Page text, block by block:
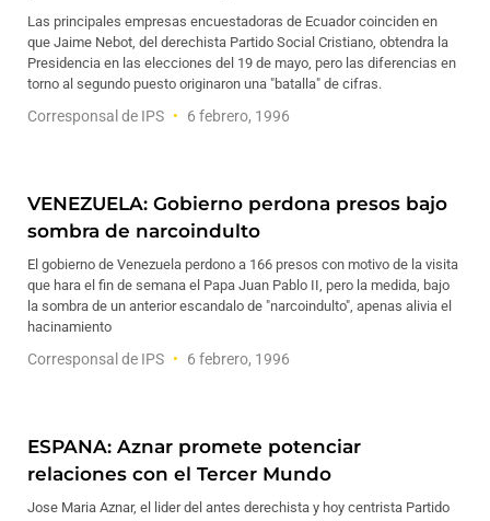
Las principales empresas encuestadoras de Ecuador coinciden en
que Jaime Nebot, del derechista Partido Social Cristiano, obtendra la
Presidencia en las elecciones del 19 de mayo, pero las diferencias en
torno al segundo puesto originaron una "batalla" de cifras.
Corresponsal de IPS 6 febrero, 1996
VENEZUELA: Gobierno perdona presos bajo
sombra de narcoindulto
El gobierno de Venezuela perdono a 166 presos con motivo de la visita
que hara el fin de semana el Papa Juan Pablo II, pero la medida, bajo
la sombra de un anterior escandalo de "narcoindulto", apenas alivia el
hacinamiento
Corresponsal de IPS 6 febrero, 1996
ESPANA: Aznar promete potenciar
relaciones con el Tercer Mundo
Jose Maria Aznar, el lider del antes derechista y hoy centrista Partido